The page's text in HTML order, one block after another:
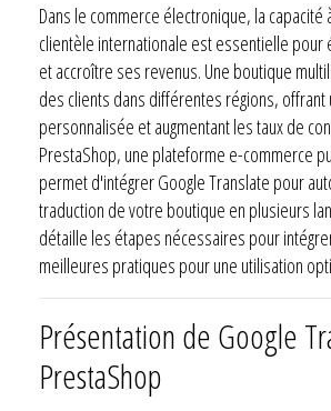
Dans le commerce électronique, la capacité
clientèle internationale est essentielle pour
et accroître ses revenus. Une boutique
des clients dans différentes régions, offrant
personnalisée et augmentant les taux de
PrestaShop, une plateforme e-commerce
permet d'intégrer Google Translate pour
traduction de votre boutique en plusieurs
détaille les étapes nécessaires pour
meilleures pratiques pour une utilisation
Présentation de Google
PrestaShop